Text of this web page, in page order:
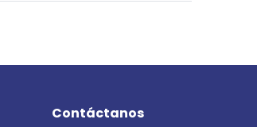
Contáctanos